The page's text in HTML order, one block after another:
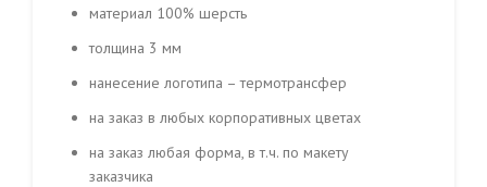
материал 100% шерсть
толщина 3 мм
нанесение логотипа – термотрансфер
на заказ в любых корпоративных цветах
на заказ любая форма, в т.ч. по макету
заказчика